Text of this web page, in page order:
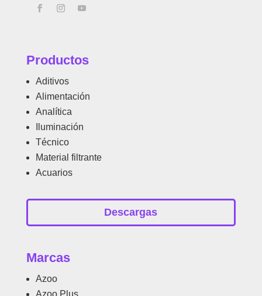
Productos
Aditivos
Alimentación
Analítica
Iluminación
Técnico
Material filtrante
Acuarios
Descargas
Marcas
Azoo
Azoo Plus